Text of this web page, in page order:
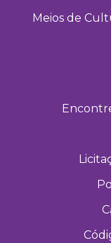
Meios de